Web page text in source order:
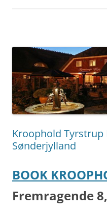
Kroophold
Sønderjylland
BOOK
Fremragende